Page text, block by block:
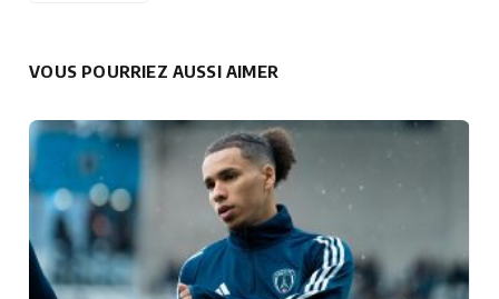
VOUS POURRIEZ AUSSI AIMER